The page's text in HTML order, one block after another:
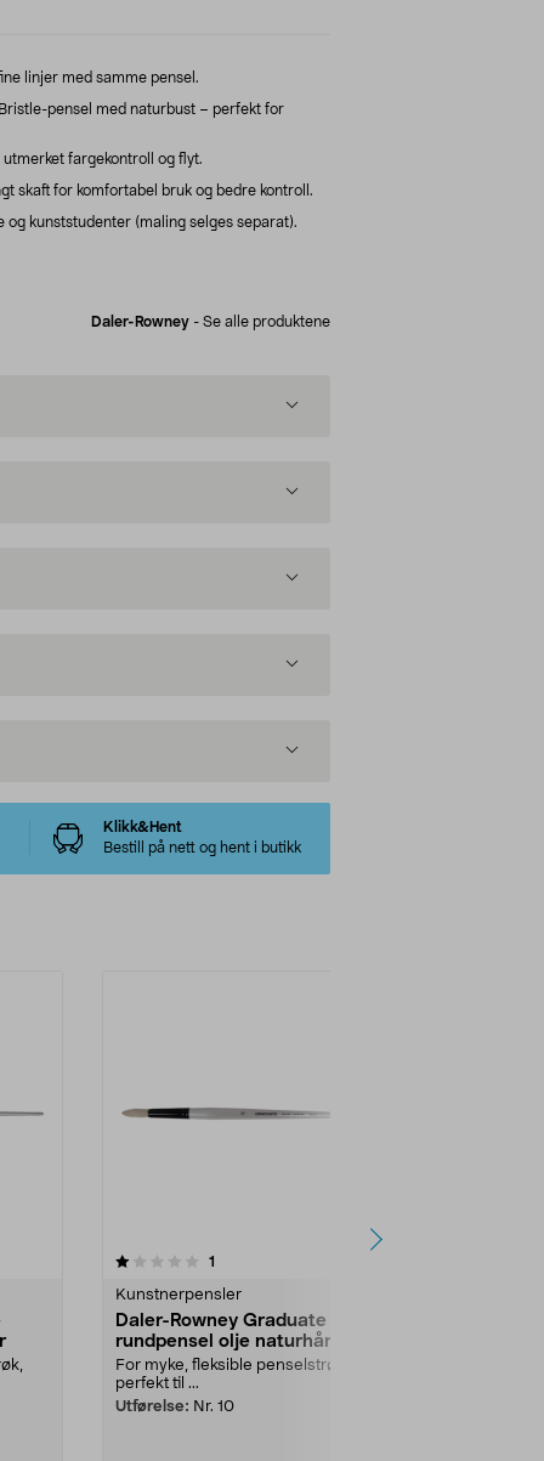
linjer med samme pensel.
pensel med naturbust – perfekt for
fargekontroll og flyt.
skaft for komfortabel bruk og bedre kontroll.
og kunststudenter (maling selges separat).
Daler-Rowney - Se alle produktene
Klikk&Hent
Bestill på nett og hent i butikk
1
Kunstnerpensler
Daler-Rowney Graduate
rundpensel olje naturhår
For myke, fleksible penselstrøk,
perfekt til ...
Utførelse: Nr. 10
1.0av 5 stjerner